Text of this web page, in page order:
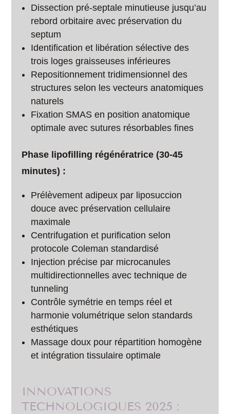
Dissection pré-septale minutieuse jusqu’au
rebord orbitaire avec préservation du
septum
Identification et libération sélective des
trois loges graisseuses inférieures
Repositionnement tridimensionnel des
structures selon les vecteurs anatomiques
naturels
Fixation SMAS en position anatomique
optimale avec sutures résorbables fines
Phase lipofilling régénératrice (30-45
minutes) :
Prélèvement adipeux par liposuccion
douce avec préservation cellulaire
maximale
Centrifugation et purification selon
protocole Coleman standardisé
Injection précise par microcanules
multidirectionnelles avec technique de
tunneling
Contrôle symétrie en temps réel et
harmonie volumétrique selon standards
esthétiques
Massage doux pour répartition homogène
et intégration tissulaire optimale
INNOVATIONS
TECHNOLOGIQUES 2025 :